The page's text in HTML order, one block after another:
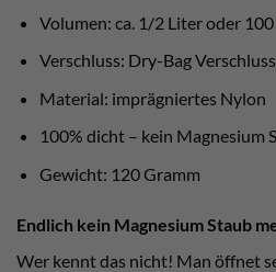
Volumen: ca. 1/2 Liter oder
Verschluss: Dry-Bag
Material: imprägniertes Nylon
100% dicht – kein Magnesium
Gewicht: 120 Gramm
Endlich kein Magnesium Staub
Wer kennt das nicht! Man öffnet